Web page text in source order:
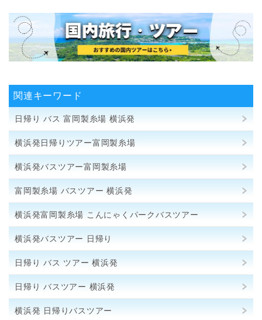
関連キーワード
日帰り バス 富岡製糸場 横浜発
横浜発日帰りツアー富岡製糸場
横浜発バスツアー富岡製糸場
富岡製糸場 バスツアー 横浜発
横浜発富岡製糸場 こんにゃくパークバスツアー
横浜発バスツアー 日帰り
日帰り バス ツアー 横浜発
日帰り バスツアー 横浜発
横浜発 日帰りバスツアー